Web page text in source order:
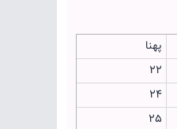
پهنا
22
24
25